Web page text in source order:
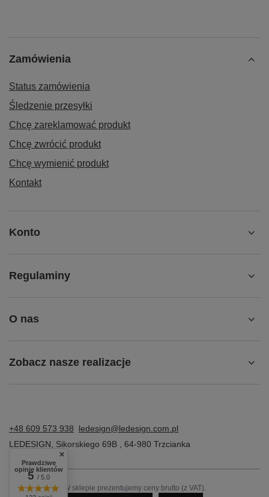
Zamówienia
Status zamówienia
Śledzenie przesyłki
Chcę zareklamować produkt
Chcę zwrócić produkt
Chcę wymienić produkt
Kontakt
Konto
Regulaminy
O nas
Zobacz nasze realizacje
+48 609 573 938
ledesign@ledesign.com.pl
LEDESIGN, Sikorskiego 69B , 64-980 Trzcianka
W sklepie prezentujemy ceny brutto (z VAT).
Prawdziwe
opinie klientów
5/ 5.0